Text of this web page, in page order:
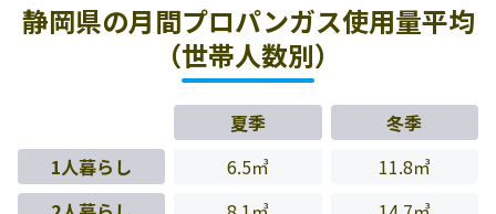
静岡県の月間プロパンガス使用量平均
（世帯人数別）
夏季
冬季
1人暮らし
6.5㎥
11.8㎥